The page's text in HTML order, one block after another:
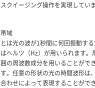
クイージング操作を実現していま
域
は光の波が1秒間に何回振動す
ヘルツ（Hz）が用いられます。
の周波数成分を用いることがで
。任意の形状の光の時間波形は
わせによって表現することがで